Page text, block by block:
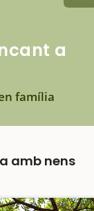
a
família
amb nens